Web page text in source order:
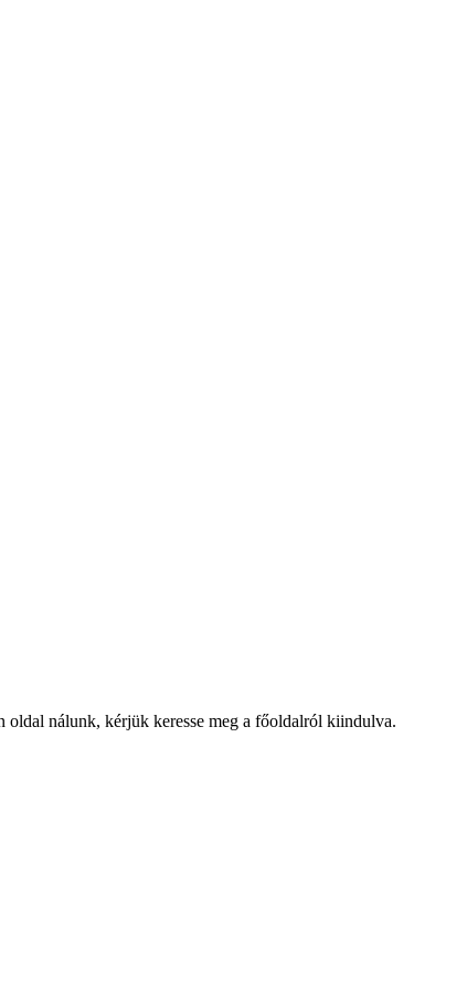
oldal nálunk, kérjük keresse meg a főoldalról kiindulva.